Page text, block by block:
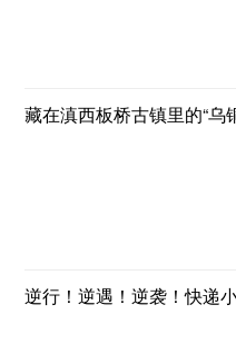
藏在滇西板桥古镇里的“乌
逆行！逆遇！逆袭！快递